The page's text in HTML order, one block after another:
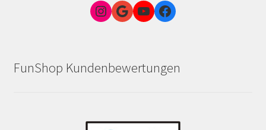
Instagram
Google Link zum FunShop WienYouTubeFacebook
FunShop Kundenbewertungen